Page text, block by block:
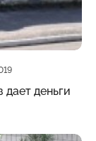
деньги